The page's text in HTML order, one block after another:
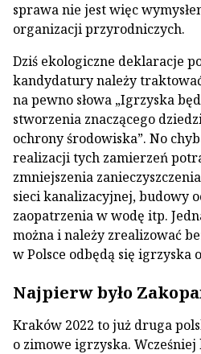
sprawa nie jest więc
organizacji przyrodniczych.
Dziś ekologiczne deklaracje
kandydatury należy
na pewno słowa „Igrzyska
stworzenia znaczącego
ochrony środowiska”. No
realizacji tych zamierzeń
zmniejszenia
sieci kanalizacyjnej, budowy
zaopatrzenia w wodę itp.
można i należy zrealizować
w Polsce odbędą się igrzyska
Najpierw było
Kraków 2022 to już druga
o zimowe igrzyska. Wcześniej